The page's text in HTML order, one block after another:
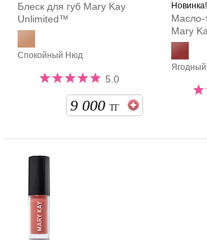
Блеск для губ Mary Kay
Unlimited™
Спокойный Нюд
5.0
9 000 ТГ
Новинка!
Масло-
Mary
Ягодный